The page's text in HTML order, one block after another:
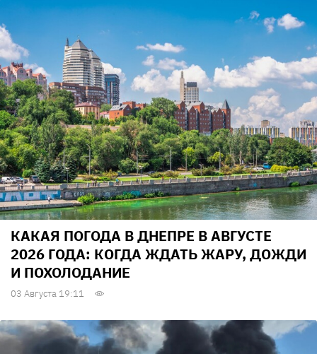
КАКАЯ ПОГОДА В ДНЕПРЕ В АВГУСТЕ
2026 ГОДА: КОГДА ЖДАТЬ ЖАРУ, ДОЖДИ
И ПОХОЛОДАНИЕ
03 Августа 19:11